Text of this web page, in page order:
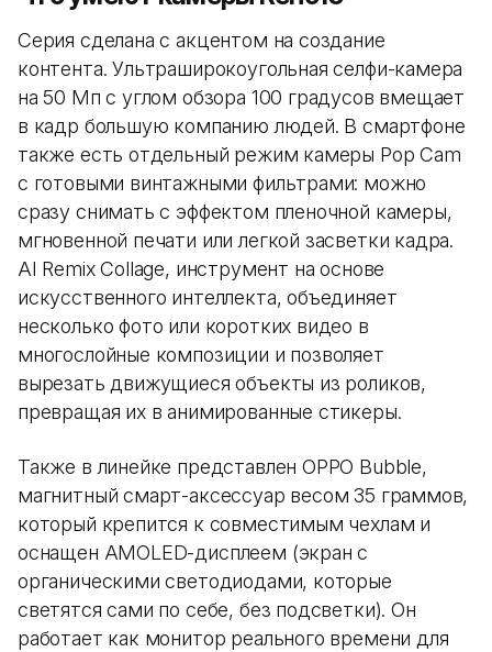
Серия сделана с акцентом на создание
контента. Ультраширокоугольная селфи-камера
на 50 Мп с углом обзора 100 градусов вмещает
в кадр большую компанию людей. В смартфоне
также есть отдельный режим камеры Pop Cam
с готовыми винтажными фильтрами: можно
сразу снимать с эффектом пленочной камеры,
мгновенной печати или легкой засветки кадра.
AI Remix Collage, инструмент на основе
искусственного интеллекта, объединяет
несколько фото или коротких видео в
многослойные композиции и позволяет
вырезать движущиеся объекты из роликов,
превращая их в анимированные стикеры.
Также в линейке представлен OPPO Bubble,
магнитный смарт-аксессуар весом 35 граммов,
который крепится к совместимым чехлам и
оснащен AMOLED-дисплеем (экран с
органическими светодиодами, которые
светятся сами по себе, без подсветки). Он
работает как монитор реального времени для